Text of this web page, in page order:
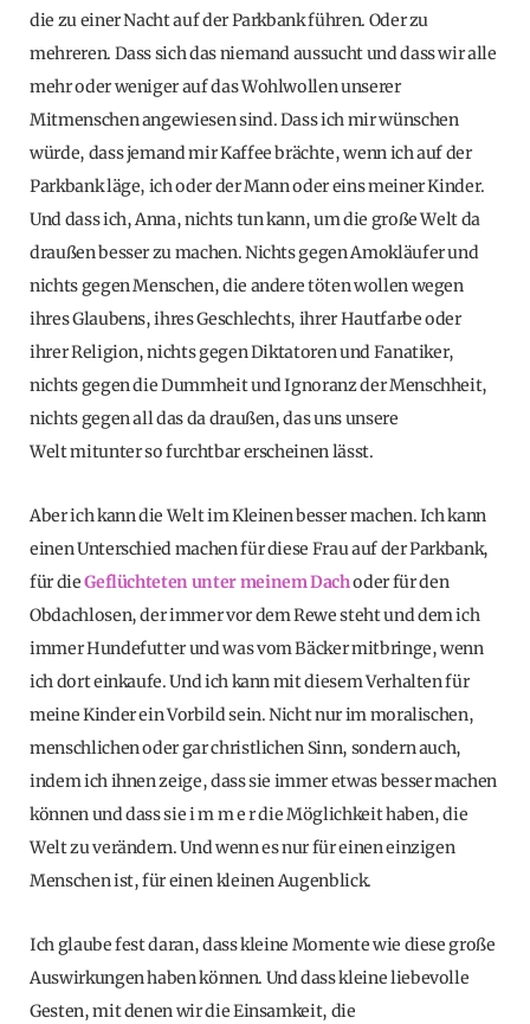
die zu einer Nacht auf der Parkbank führen. Oder zu
mehreren. Dass sich das niemand aussucht und dass wir alle
mehr oder weniger auf das Wohlwollen unserer
Mitmenschen angewiesen sind. Dass ich mir wünschen
würde, dass jemand mir Kaffee brächte, wenn ich auf der
Parkbank läge, ich oder der Mann oder eins meiner Kinder.
Und dass ich, Anna, nichts tun kann, um die große Welt da
draußen besser zu machen. Nichts gegen Amokläufer und
nichts gegen Menschen, die andere töten wollen wegen
ihres Glaubens, ihres Geschlechts, ihrer Hautfarbe oder
ihrer Religion, nichts gegen Diktatoren und Fanatiker,
nichts gegen die Dummheit und Ignoranz der Menschheit,
nichts gegen all das da draußen, das uns unsere
Welt mitunter so furchtbar erscheinen lässt.
Aber ich kann die Welt im Kleinen besser machen. Ich kann
einen Unterschied machen für diese Frau auf der Parkbank,
für dieGeflüchteten unter meinem Dachoder für den
Obdachlosen, der immer vor dem Rewe steht und dem ich
immer Hundefutter und was vom Bäcker mitbringe, wenn
ich dort einkaufe. Und ich kann mit diesem Verhalten für
meine Kinder ein Vorbild sein. Nicht nur im moralischen,
menschlichen oder gar christlichen Sinn, sondern auch,
indem ich ihnen zeige, dass sie immer etwas besser machen
können und dass sie i m m e r die Möglichkeit haben, die
Welt zu verändern. Und wenn es nur für einen einzigen
Menschen ist, für einen kleinen Augenblick.
Ich glaube fest daran, dass kleine Momente wie diese große
Auswirkungen haben können. Und dass kleine liebevolle
Gesten, mit denen wir die Einsamkeit, die